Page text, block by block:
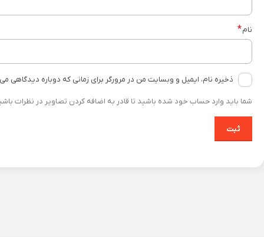
نام*
ذخیره نام، ایمیل و وبسایت من در مرورگر برای زمانی که دوباره دیدگاهی
شما باید وارد حساب خود شده باشید تا قادر به اضافه کردن تصاویر در نظرات